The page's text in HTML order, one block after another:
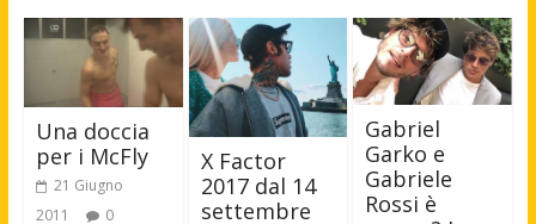
Una doccia
per i McFly
21 Giugno
2011
0
X Factor
2017 dal 14
settembre
Gabriel
Garko e
Gabriele
Rossi è